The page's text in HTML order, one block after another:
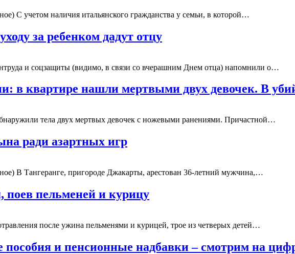
С учетом наличия итальянского гражданства у семьи, в которой…
за ребенком дадут отцу
и соцзащиты (видимо, в связи со вчерашним Днем отца) напомнили о…
в квартире нашли мертвыми двух девочек. В
тела двух мертвых девочек с ножевыми ранениями. Причастной…
ради азартных игр
В Тангеранге, пригороде Джакарты, арестован 36-летний мужчина,…
поев пельменей и курицу
после ужина пельменями и курицей, трое из четверых детей…
пособия и пенсионные надбавки – смотрим на